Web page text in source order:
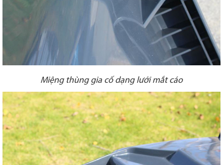
Miệng thùng gia cố dạng lưới mắt cáo